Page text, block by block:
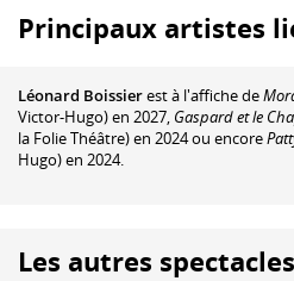
Principaux artistes
Léonard Boissierest à l'affiche de
Victor-Hugo) en 2027, Gaspard et le
la Folie Théâtre) en 2024 ou encore
Hugo) en 2024.
Les autres